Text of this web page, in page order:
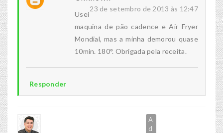
23 de setembro de 2013 às 12:47
Usei
maquina de pão cadence e Air Fryer
Mondial, mas a minha demorou quase
10min. 180°. Obrigada pela receita.
Responder